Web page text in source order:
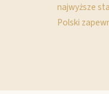
najwyższe
Polski